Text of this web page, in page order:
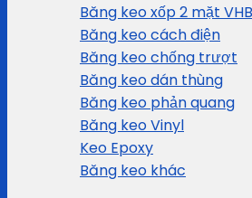
Băng keo xốp 2 mặt VHB
Băng keo cách điện
Băng keo chống trượt
Băng keo dán thùng
Băng keo phản quang
Băng keo Vinyl
Keo Epoxy
Băng keo khác